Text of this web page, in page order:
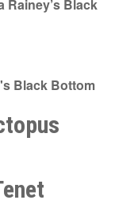
Rainey’s Black
Black Bottom